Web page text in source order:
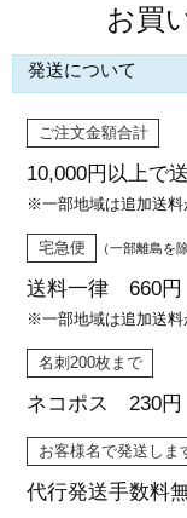
お買
発送について
ご注文金額合計
10,000円以上で
※一部地域は追加送料
宅急便 （一部離島を
送料一律 660円
※一部地域は追加送料
名刺200枚まで
ネコポス 230円
お客様名で発送しま
代行発送手数料